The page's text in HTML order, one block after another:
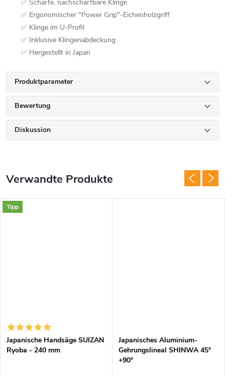
✅ Scharfe, nachschärfbare Klinge
✅ Ergonomischer "Power Grip"-Eichenholzgriff
✅ Klinge im U-Profil
✅ Inklusive Klingenabdeckung
✅ Hergestellt in Japan
Produktparameter
Bewertung
Diskussion
Verwandte Produkte
Tipp
Japanische Handsäge SUIZAN
Ryoba - 240 mm
Japanisches Aluminium-
Gehrungslineal SHINWA 45°
+90°